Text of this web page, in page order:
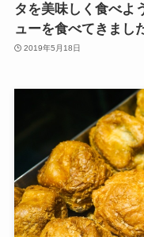
タを美味しく食べよ
ューを食べてきまし
2019年5月18日